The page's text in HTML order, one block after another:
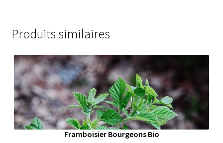
Produits similaires
Framboisier Bourgeons Bio